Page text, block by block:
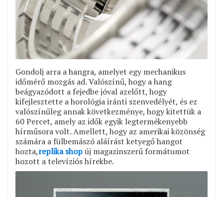
Gondolj arra a hangra, amelyet egy mechanikus
időmérő mozgás ad. Valószínű, hogy a hang
beágyazódott a fejedbe jóval azelőtt, hogy
kifejlesztette a horológia iránti szenvedélyét, és ez
valószínűleg annak következménye, hogy kitettük a
60 Percet, amely az idők egyik legtermékenyebb
hírműsora volt. Amellett, hogy az amerikai közönség
számára a fülbemászó aláírást ketyegő hangot
hozta,replika shopúj magazinszerű formátumot
hozott a televíziós hírekbe.